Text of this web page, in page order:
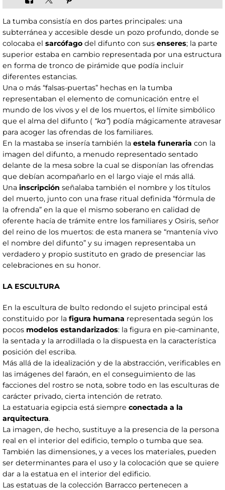
La tumba consistía en dos partes principales: una
subterránea y accesible desde un pozo profundo, donde se
colocaba el sarcófago del difunto con sus enseres; la parte
superior estaba en cambio representada por una estructura
en forma de tronco de pirámide que podía incluir
diferentes estancias.
Una o más “falsas-puertas” hechas en la tumba
representaban el elemento de comunicación entre el
mundo de los vivos y el de los muertos, el límite simbólico
que el alma del difunto ( “ka”) podía mágicamente atravesar
para acoger las ofrendas de los familiares.
En la mastaba se insería también la estela funeraria con la
imagen del difunto, a menudo representado sentado
delante de la mesa sobre la cual se disponían las ofrendas
que debían acompañarlo en el largo viaje el más allá.
Una inscripción señalaba también el nombre y los títulos
del muerto, junto con una frase ritual definida “fórmula de
la ofrenda” en la que el mismo soberano en calidad de
oferente hacía de trámite entre los familiares y Osiris, señor
del reino de los muertos: de esta manera se “mantenía vivo
el nombre del difunto” y su imagen representaba un
verdadero y propio sustituto en grado de presenciar las
celebraciones en su honor.
LA ESCULTURA
En la escultura de bulto redondo el sujeto principal está
constituido por la figura humana representada según los
pocos modelos estandarizados: la figura en pie-caminante,
la sentada y la arrodillada o la dispuesta en la característica
posición del escriba.
Más allá de la idealización y de la abstracción, verificables en
las imágenes del faraón, en el conseguimiento de las
facciones del rostro se nota, sobre todo en las esculturas de
carácter privado, cierta intención de retrato.
La estatuaria egipcia está siempre conectada a la
arquitectura.
La imagen, de hecho, sustituye a la presencia de la persona
real en el interior del edificio, templo o tumba que sea.
También las dimensiones, y a veces los materiales, pueden
ser determinantes para el uso y la colocación que se quiere
dar a la estatua en el interior del edificio.
Las estatuas de la colección Barracco pertenecen a